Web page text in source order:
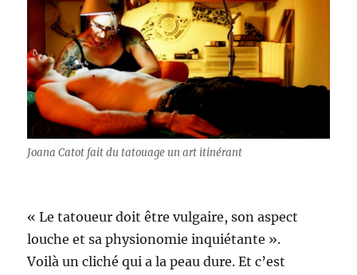
Joana Catot fait du tatouage un art itinérant
« Le tatoueur doit être vulgaire, son aspect
louche et sa physionomie inquiétante ».
Voilà un cliché qui a la peau dure. Et c’est